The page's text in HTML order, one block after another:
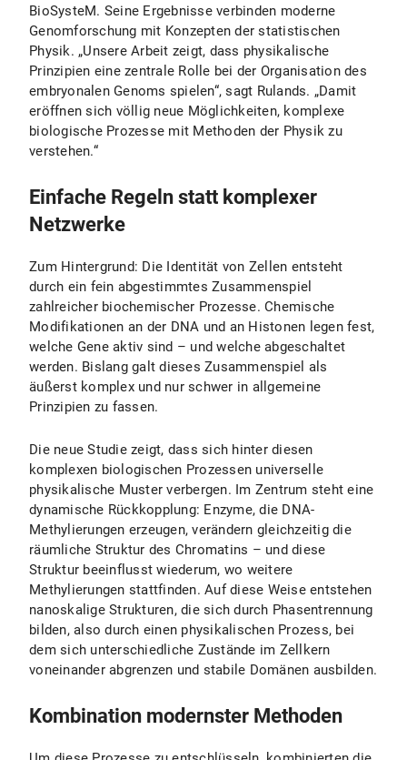
BioSysteM. Seine Ergebnisse verbinden moderne
Genomforschung mit Konzepten der statistischen
Physik. „Unsere Arbeit zeigt, dass physikalische
Prinzipien eine zentrale Rolle bei der Organisation des
embryonalen Genoms spielen“, sagt Rulands. „Damit
eröffnen sich völlig neue Möglichkeiten, komplexe
biologische Prozesse mit Methoden der Physik zu
verstehen.“
Einfache Regeln statt komplexer
Netzwerke
Zum Hintergrund: Die Identität von Zellen entsteht
durch ein fein abgestimmtes Zusammenspiel
zahlreicher biochemischer Prozesse. Chemische
Modifikationen an der DNA und an Histonen legen fest,
welche Gene aktiv sind – und welche abgeschaltet
werden. Bislang galt dieses Zusammenspiel als
äußerst komplex und nur schwer in allgemeine
Prinzipien zu fassen.
Die neue Studie zeigt, dass sich hinter diesen
komplexen biologischen Prozessen universelle
physikalische Muster verbergen. Im Zentrum steht eine
dynamische Rückkopplung: Enzyme, die DNA-
Methylierungen erzeugen, verändern gleichzeitig die
räumliche Struktur des Chromatins – und diese
Struktur beeinflusst wiederum, wo weitere
Methylierungen stattfinden. Auf diese Weise entstehen
nanoskalige Strukturen, die sich durch Phasentrennung
bilden, also durch einen physikalischen Prozess, bei
dem sich unterschiedliche Zustände im Zellkern
voneinander abgrenzen und stabile Domänen ausbilden.
Kombination modernster Methoden